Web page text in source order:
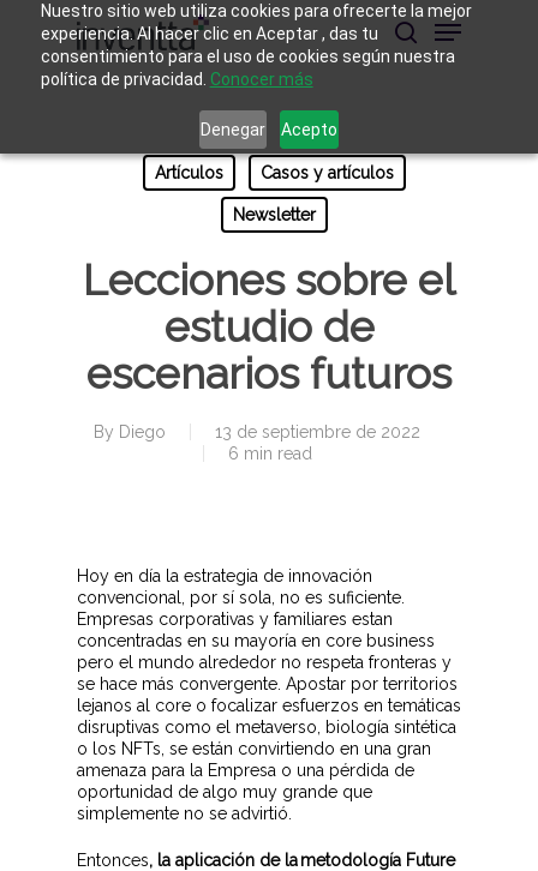
Nuestro sitio web utiliza cookies para ofrecerte la mejor
experiencia. Al hacer clic en Aceptar , das tu
consentimiento para el uso de cookies según nuestra
política de privacidad. Conocer más
Denegar Acepto
content
buscar
Menu
Artículos Casos y artículos
Newsletter
Lecciones sobre el
estudio de
escenarios futuros
By Diego
13 de septiembre de 2022
6 min read
Hoy en día la estrategia de innovación
convencional, por sí sola, no es suficiente.
Empresas corporativas y familiares estan
concentradas en su mayoría en core business
pero el mundo alrededor no respeta fronteras y
se hace más convergente. Apostar por territorios
lejanos al core o focalizar esfuerzos en temáticas
disruptivas como el metaverso, biología sintética
o los NFTs, se están convirtiendo en una gran
amenaza para la Empresa o una pérdida de
oportunidad de algo muy grande que
simplemente no se advirtió.
Entonces, la aplicación de lametodología Future